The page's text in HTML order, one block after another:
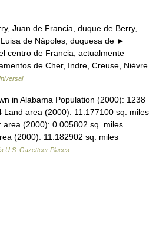
Juan de Francia, duque de Berry,
de Nápoles, duquesa de ►
centro de Francia, actualmente
de Cher, Indre, Creuse, Nièvre
in Alabama Population (2000): 1238
Land area (2000): 11.177100 sq. miles
area (2000): 0.005802 sq. miles
(2000): 11.182902 sq. miles
U.S. Gazetteer Places